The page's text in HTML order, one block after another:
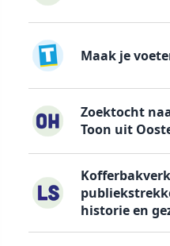
Maak je
Zoektocht
Toon uit
historie en